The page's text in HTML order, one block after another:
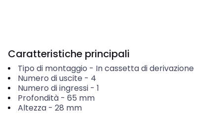
Caratteristiche principali
Tipo di montaggio - In cassetta di derivazione
Numero di uscite - 4
Numero di ingressi- 1
Profondità- 65 mm
Altezza- 28 mm